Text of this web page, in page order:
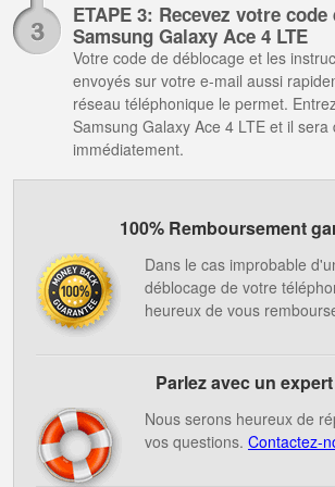
ETAPE 3: Recevez votre
Samsung Galaxy Ace 4 LTE
Votre code de déblocage et les
envoyés sur votre e-mail aussi
réseau téléphonique le permet.
Samsung Galaxy Ace 4 LTE et il sera
immédiatement.
100% Remboursement
Dans le cas improbable
déblocage de votre
heureux de vous
Parlez avec un expert
Nous serons heureux de
vos questions. Contactez-